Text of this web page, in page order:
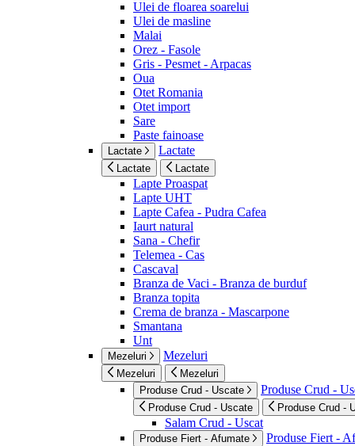
Ulei de floarea soarelui
Ulei de masline
Malai
Orez - Fasole
Gris - Pesmet - Arpacas
Oua
Otet Romania
Otet import
Sare
Paste fainoase
Lactate Lactate
Lactate Lactate
Lapte Proaspat
Lapte UHT
Lapte Cafea - Pudra Cafea
Iaurt natural
Sana - Chefir
Telemea - Cas
Cascaval
Branza de Vaci - Branza de burduf
Branza topita
Crema de branza - Mascarpone
Smantana
Unt
Mezeluri Mezeluri
Mezeluri
Mezeluri
Produse Crud - Uscate
Produse Crud -
Produse Crud - Uscate Produse Crud -
Salam Crud - Uscat
Produse Fiert - Afumate Produse Fiert -